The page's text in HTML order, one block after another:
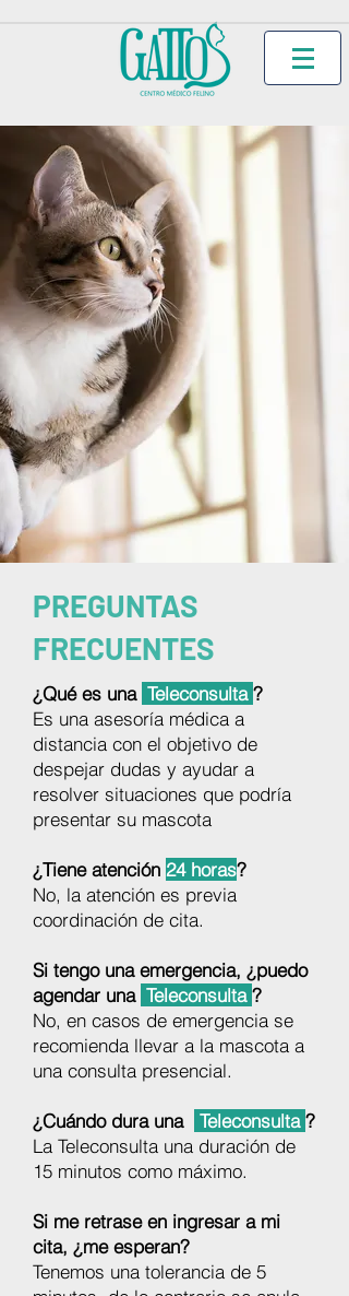
PREGUNTAS
FRECUENTES
¿Qué es una Teleconsulta?
Es una asesoría médica a
distancia con el objetivo de
despejar dudas y ayudar a
resolver situaciones que podría
presentar su mascota
¿Tiene atención 24 horas?
No, la atención es previa
coordinación de cita.
Si tengo una emergencia, ¿puedo
agendar una Teleconsulta?
No, en casos de emergencia se
recomienda llevar a la mascota a
una consulta presencial.
¿Cuándo dura una Teleconsulta?
La Teleconsulta una duración de
15 minutos como máximo.
Si me retrase en ingresar a mi
cita, ¿me esperan?
Tenemos una tolerancia de 5